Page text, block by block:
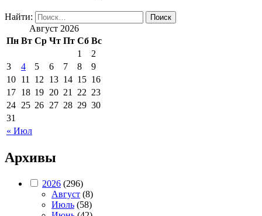
Найти:
Август 2026
Пн Вт Ср Чт Пт Сб Вс
« Июл
1
2
3
4 5 6 7 8
9
10 11 12 13 14 15 16
17 18 19 20 21 22 23
24 25 26 27 28 29 30
31
Архивы
2026 (296)
Август (8)
Июль (58)